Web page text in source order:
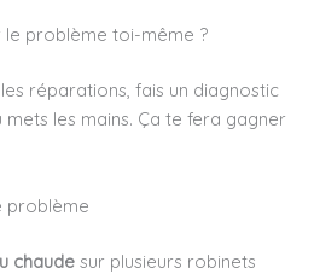
problème toi-même ?
réparations, fais un diagnostic
les mains. Ça te fera gagner
problème
chaude sur plusieurs robinets